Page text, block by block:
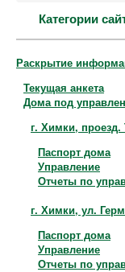
Новости
Вопрос-Ответ
Категории
Раскрытие
Текущая анкета
Дома под
г. Химки,
Паспорт дома
Управление
Отчеты по
г. Химки, ул.
Паспорт дома
Управление
Отчеты по